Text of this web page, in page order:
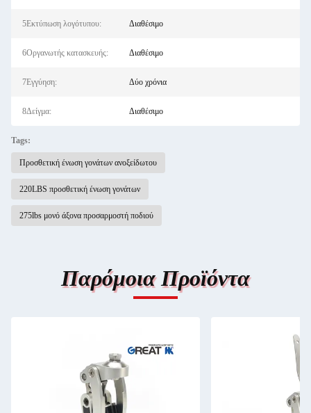
5Εκτύπωση λογότυπου: Διαθέσιμο
6Οργανωτής κατασκευής: Διαθέσιμο
7Εγγύηση: Δύο χρόνια
8Δείγμα: Διαθέσιμο
Tags:
Προσθετική ένωση γονάτων ανοξείδωτου
220LBS προσθετική ένωση γονάτων
275lbs μονό άξονα προσαρμοστή ποδιού
Παρόμοια Προϊόντα